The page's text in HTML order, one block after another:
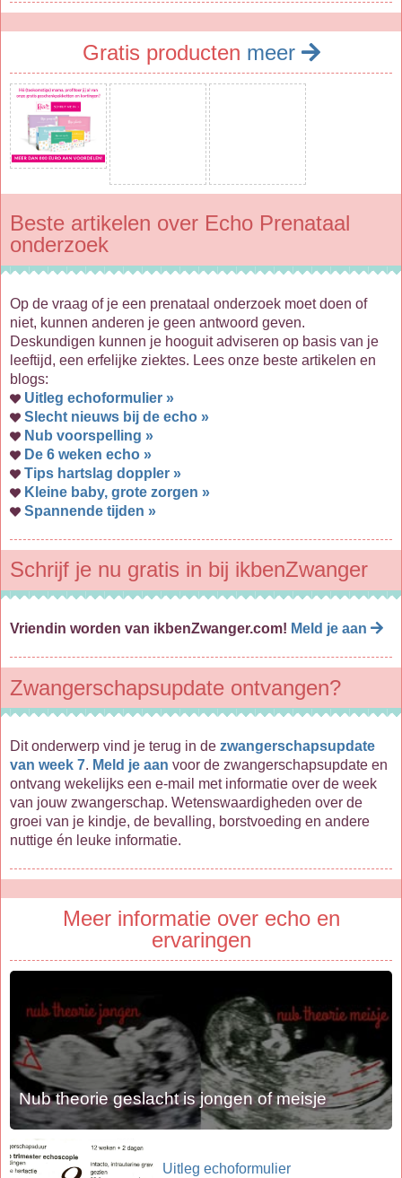
Gratis producten meer
Beste artikelen over Echo Prenataal
onderzoek
Op de vraag of je een prenataal onderzoek moet doen of
niet, kunnen anderen je geen antwoord geven.
Deskundigen kunnen je hooguit adviseren op basis van je
leeftijd, een erfelijke ziektes. Lees onze beste artikelen en
blogs:
Uitleg echoformulier »
Slecht nieuws bij de echo »
Nub voorspelling »
De 6 weken echo »
Tips hartslag doppler »
Kleine baby, grote zorgen »
Spannende tijden »
Schrijf je nu gratis in bij ikbenZwanger
Vriendin worden van ikbenZwanger.com! Meld je aan
Zwangerschapsupdate ontvangen?
Dit onderwerp vind je terug in de zwangerschapsupdate
van week 7. Meld je aan voor de zwangerschapsupdate en
ontvang wekelijks een e-mail met informatie over de week
van jouw zwangerschap. Wetenswaardigheden over de
groei van je kindje, de bevalling, borstvoeding en andere
nuttige én leuke informatie.
Meer informatie over echo en
ervaringen
Nub theorie geslacht is jongen of meisje
Uitleg echoformulier